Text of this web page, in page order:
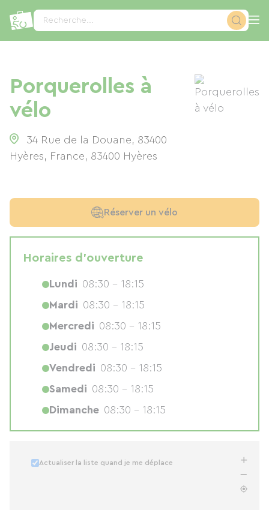
Recherche...
Porquerolles à
vélo
34 Rue de la Douane, 83400
Hyères, France, 83400 Hyères
Actualiser la liste quand je me déplace
Réserver un vélo
Horaires d'ouverture
Lundi 08:30 - 18:15
Mardi 08:30 - 18:15
Mercredi 08:30 - 18:15
Jeudi 08:30 - 18:15
Vendredi 08:30 - 18:15
Samedi 08:30 - 18:15
Dimanche 08:30 - 18:15
Panneau de gestion des cookies